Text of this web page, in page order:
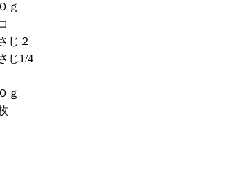
ｇ
じ２
じ1/4
ｇ